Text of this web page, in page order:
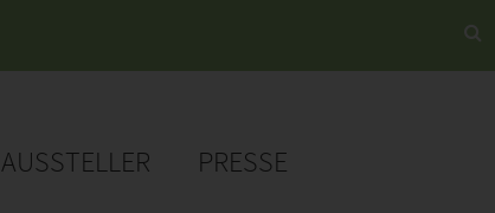
AUSSTELLER PRESSE